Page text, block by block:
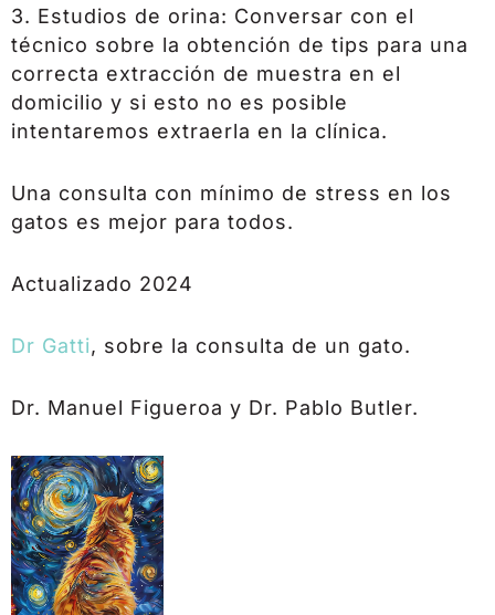
3. Estudios de orina: Conversar con el
técnico sobre la obtención de tips para una
correcta extracción de muestra en el
domicilio y si esto no es posible
intentaremos extraerla en la clínica.
Una consulta con mínimo de stress en los
gatos es mejor para todos.
Actualizado 2024
Dr Gatti, sobre la consulta de un gato.
Dr. Manuel Figueroa y Dr. Pablo Butler.